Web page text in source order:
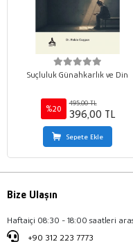
Suçluluk Günahkarlık ve Din
%20
495,00 TL
396,00 TL
Sepete Ekle
Bize Ulaşın
Haftaiçi 08:30 - 18:00 saatleri
+90 312 223 7773